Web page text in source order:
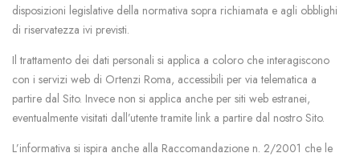
disposizioni legislative della normativa sopra richiamata e agli obblighi
di riservatezza ivi previsti.
Il trattamento dei dati personali si applica a coloro che interagiscono
con i servizi web di Ortenzi Roma, accessibili per via telematica a
partire dal Sito. Invece non si applica anche per siti web estranei,
eventualmente visitati dall’utente tramite link a partire dal nostro Sito.
L’informativa si ispira anche alla Raccomandazione n. 2/2001 che le